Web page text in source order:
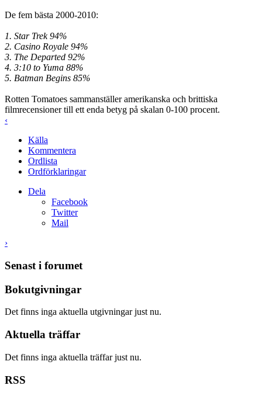
De fem bästa 2000-2010:
1. Star Trek 94%
2. Casino Royale 94%
3. The Departed 92%
4. 3:10 to Yuma 88%
5. Batman Begins 85%
Rotten Tomatoes sammanställer amerikanska och brittiska
filmrecensioner till ett enda betyg på skalan 0-100 procent.
‹
Källa
Kommentera
Ordlista
Ordförklaringar
Dela
Facebook
Twitter
Mail
›
Senast i forumet
Bokutgivningar
Det finns inga aktuella utgivningar just nu.
Aktuella träffar
Det finns inga aktuella träffar just nu.
RSS